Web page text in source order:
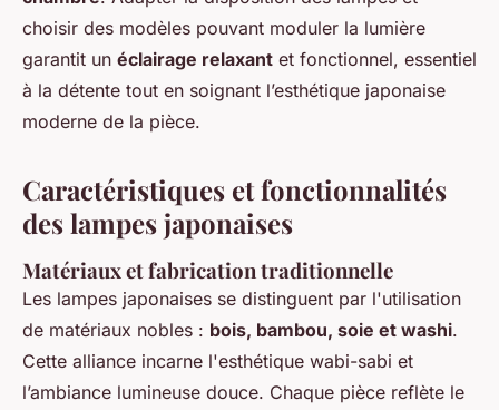
choisir des modèles pouvant moduler la lumière
garantit un éclairage relaxant et fonctionnel, essentiel
à la détente tout en soignant l’esthétique japonaise
moderne de la pièce.
Caractéristiques et fonctionnalités
des lampes japonaises
Matériaux et fabrication traditionnelle
Les lampes japonaises se distinguent par l'utilisation
de matériaux nobles : bois, bambou, soie et washi.
Cette alliance incarne l'esthétique wabi-sabi et
l’ambiance lumineuse douce. Chaque pièce reflète le